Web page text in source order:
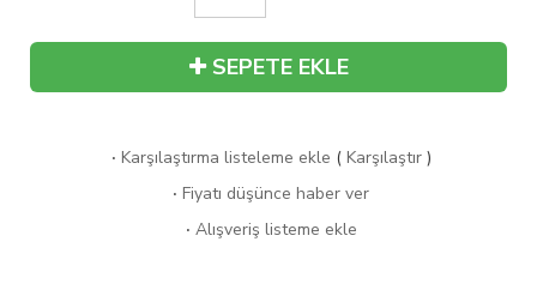
SEPETE EKLE
· Karşılaştırma listeleme ekle ( Karşılaştır)
· Fiyatı düşünce haber ver
· Alışveriş listeme ekle